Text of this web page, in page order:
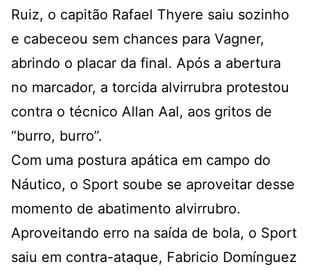
Ruiz, o capitão Rafael Thyere saiu sozinho
e cabeceou sem chances para Vagner,
abrindo o placar da final. Após a abertura
no marcador, a torcida alvirrubra protestou
contra o técnico Allan Aal, aos gritos de
“burro, burro”.
Com uma postura apática em campo do
Náutico, o Sport soube se aproveitar desse
momento de abatimento alvirrubro.
Aproveitando erro na saída de bola, o Sport
saiu em contra-ataque, Fabricio Domínguez